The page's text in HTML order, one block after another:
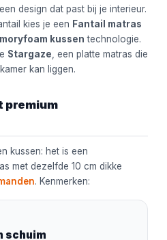
design dat past bij je interieur.
kies je een Fantail matras
kussen technologie.
Stargaze , een platte matras die
kan liggen.
premium
kussen: het is een
met dezelfde 10 cm dikke
. Kenmerken:
schuim